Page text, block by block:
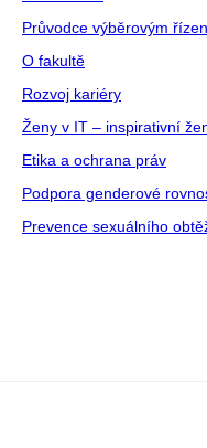
Průvodce výběrovým
O fakultě
Rozvoj kariéry
Ženy v IT – inspirativní
Etika a ochrana práv
Podpora genderové
Prevence sexuálního